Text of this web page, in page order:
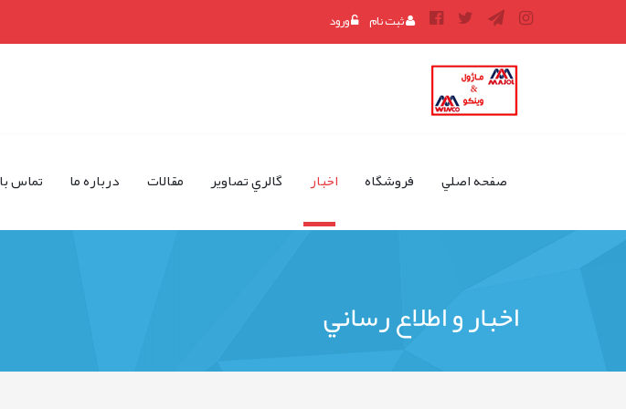
ثبت نام ورود
منوی
کاربری
صفحه اصلي فروشگاه اخبار گالري تصاوير مقالات درباره ما تماس
اخبار و اطلاع رساني